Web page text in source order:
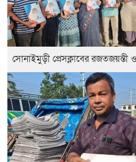
সোনাইমুড়ী প্রেসক্লাবের রজতজয়ন্তী